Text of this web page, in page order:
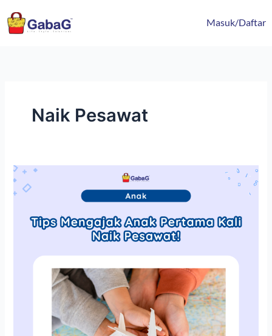
ke
konten
Masuk/Daftar
Naik Pesawat
Tips
Mengajak
Pertama
Pesawat!